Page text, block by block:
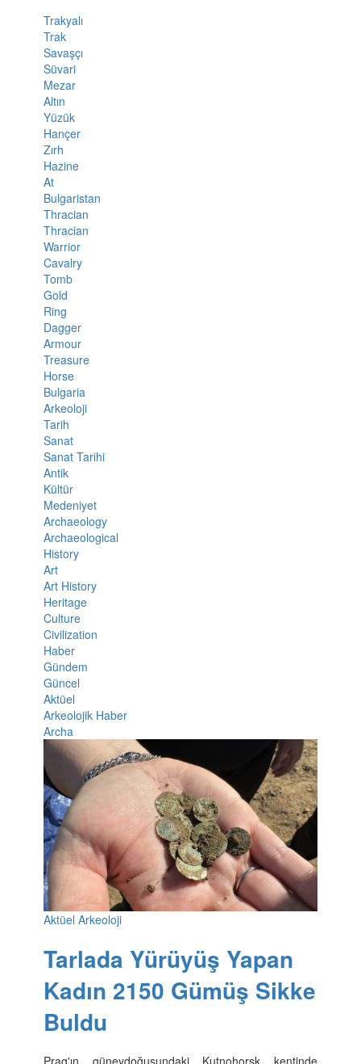
Trakyalı
Trak
Savaşçı
Süvari
Mezar
Altın
Yüzük
Hançer
Zırh
Hazine
At
Bulgaristan
Thracian
Thracian
Warrior
Cavalry
Tomb
Gold
Ring
Dagger
Armour
Treasure
Horse
Bulgaria
Arkeoloji
Tarih
Sanat
Sanat Tarihi
Antik
Kültür
Medeniyet
Archaeology
Archaeological
History
Art
Art History
Heritage
Culture
Civilization
Haber
Gündem
Güncel
Aktüel
Arkeolojik Haber
Archa
Aktüel Arkeoloji
Tarlada Yürüyüş Yapan
Kadın 2150 Gümüş Sikke
Buldu
Prag'ın güneydoğusundaki Kutnohorsk kentinde